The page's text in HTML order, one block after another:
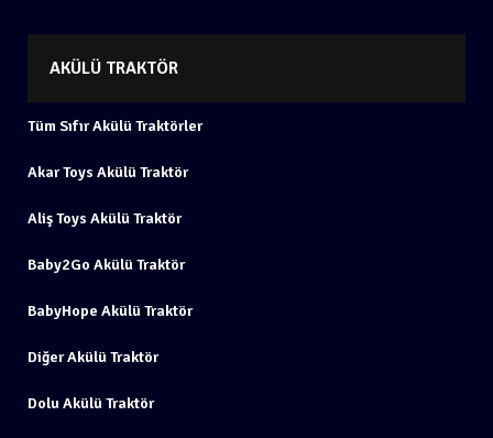
AKÜLÜ TRAKTÖR
Tüm Sıfır Akülü Traktörler
Akar Toys Akülü Traktör
Aliş Toys Akülü Traktör
Baby2Go Akülü Traktör
BabyHope Akülü Traktör
Diğer Akülü Traktör
Dolu Akülü Traktör